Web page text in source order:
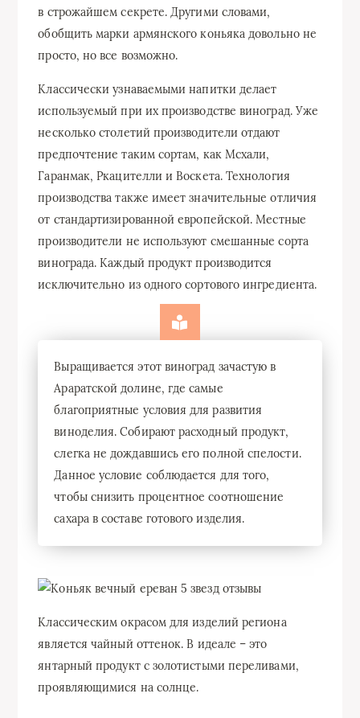
в строжайшем секрете. Другими словами,
обобщить марки армянского коньяка довольно не
просто, но все возможно.
Классически узнаваемыми напитки делает
используемый при их производстве виноград. Уже
несколько столетий производители отдают
предпочтение таким сортам, как Мсхали,
Гаранмак, Ркацителли и Воскета. Технология
производства также имеет значительные отличия
от стандартизированной европейской. Местные
производители не используют смешанные сорта
винограда. Каждый продукт производится
исключительно из одного сортового ингредиента.
Выращивается этот виноград зачастую в
Араратской долине, где самые
благоприятные условия для развития
виноделия. Собирают расходный продукт,
слегка не дождавшись его полной спелости.
Данное условие соблюдается для того,
чтобы снизить процентное соотношение
сахара в составе готового изделия.
Классическим окрасом для изделий региона
является чайный оттенок. В идеале – это
янтарный продукт с золотистыми переливами,
проявляющимися на солнце.